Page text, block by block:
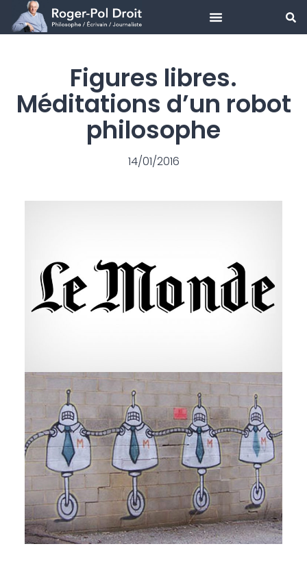
Aller
Figures libres.
Méditations d’un robot
philosophe
14/01/2016